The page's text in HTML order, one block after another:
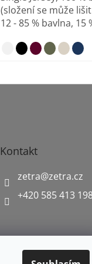
tmavě šedý
(složení se může
12 - 85 % bavlna, 15
Kontakt
zetra@zetra.cz
+420 585 413